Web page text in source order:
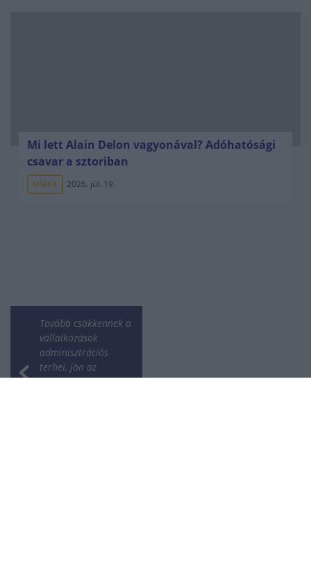
Mi lett Alain Delon vagyonával? Adóhatósági
csavar a sztoriban
HÍREK 2026. júl. 19.
Tovább csökkennek a
vállalkozások
adminisztrációs
terhei, jön az
eNyugta és